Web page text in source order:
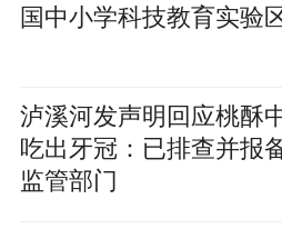
国中小学科技教育实验
泸溪河发声明回应桃酥
吃出牙冠：已排查并报
监管部门